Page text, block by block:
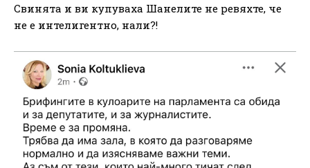
Свинята и ви купуваха Шанелите не ревяхте, че
не е интелигентно, нали?!